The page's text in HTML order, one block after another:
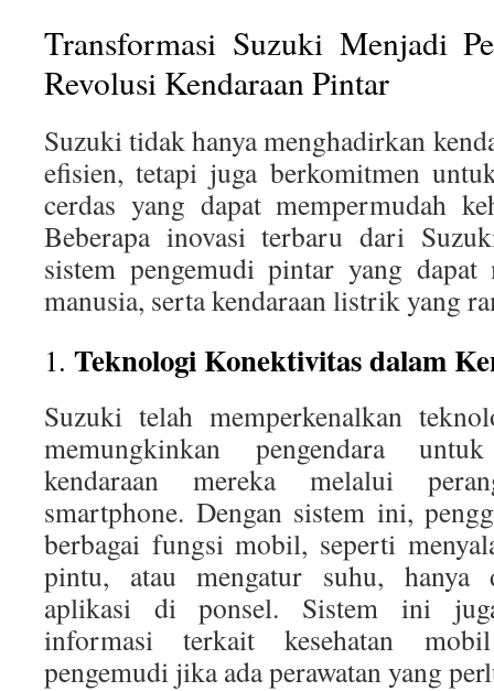
Transformasi Suzuki Menjadi
Revolusi Kendaraan Pintar
Suzuki tidak hanya menghadirkan
efisien, tetapi juga berkomitmen
cerdas yang dapat mempermudah
Beberapa inovasi terbaru dari
sistem pengemudi pintar yang dapat
manusia, serta kendaraan listrik yang
1. Teknologi Konektivitas dalam
Suzuki telah memperkenalkan
memungkinkan pengendara
kendaraan mereka melalui
smartphone. Dengan sistem ini,
berbagai fungsi mobil, seperti
pintu, atau mengatur suhu, hanya
aplikasi di ponsel. Sistem ini
informasi terkait kesehatan
pengemudi jika ada perawatan yang